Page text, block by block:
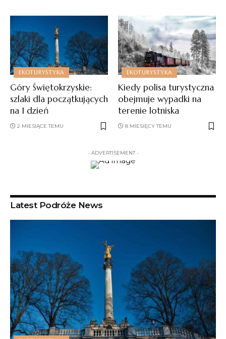
EKOTURYSTYKA
Góry Świętokrzyskie:
szlaki dla początkujących
na 1 dzień
2 MIESIĄCE TEMU
EKOTURYSTYKA
Kiedy polisa turystyczna
obejmuje wypadki na
terenie lotniska
8 MIESIĘCY TEMU
- ADVERTISEMENT -
Latest Podróże News